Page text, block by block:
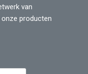
van
producten